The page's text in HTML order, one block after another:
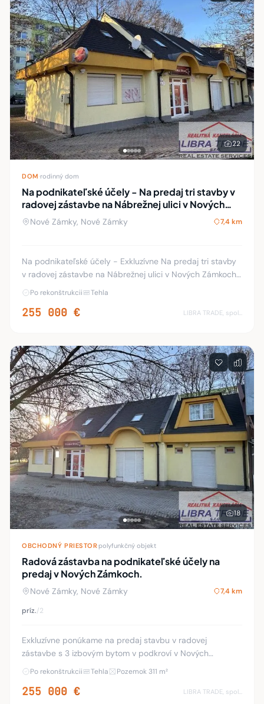
22
DOM rodinný dom
Na podnikateľské účely - Na predaj tri stavby v
radovej zástavbe na Nábrežnej ulici v Nových
Zámkoch.
Nové Zámky, Nové Zámky 7,4 km
Na podnikateľské účely - Exkluzívne Na predaj tri stavby
v radovej zástavbe na Nábrežnej ulici v Nových Zámkoch.
Výmera plochy pozemkov: 71m²+82m²+158m². V podkroví
Po rekonštrukcii Tehla
255 000 €
18
OBCHODNÝ PRIESTOR polyfunkčný objekt
Radová zástavba na podnikateľské účely na
predaj v Nových Zámkoch.
Nové Zámky, Nové Zámky 7,4 km
príz./2
Exkluzívne ponúkame na predaj stavbu v radovej
zástavbe s 3 izbovým bytom v podkroví v Nových
Zámkoch na Nábrežnej ulici. Budova sa skladá z troch
Po rekonštrukcii Tehla Pozemok 311 m²
255 000 € LIBRA TRADE, spol.s.r.o.